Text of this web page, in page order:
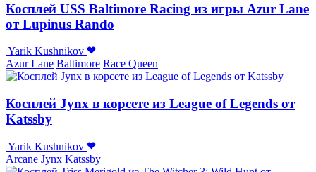
Косплей USS Baltimore Racing из игры Azur Lane
от Lupinus Rando
Yarik Kushnikov
Azur Lane Baltimore Race Queen
Косплей Jynx в корсете из League of Legends от
Katssby
Yarik Kushnikov
Arcane Jynx Katssby